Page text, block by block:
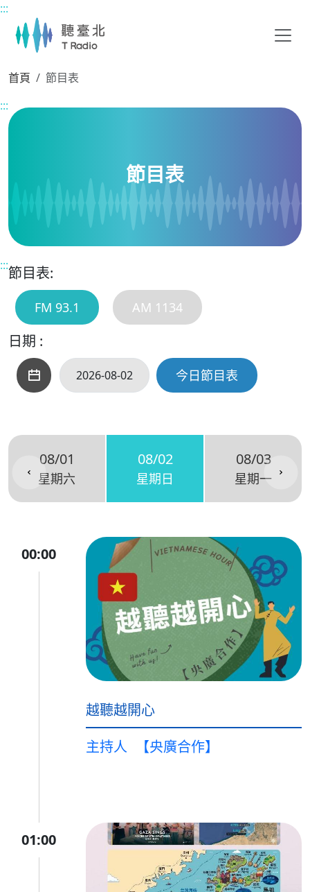
主要內容區塊
:::
首頁
節目表
:::
節目表
:::節目表:
FM 93.1 AM 1134
日期 :
今日節目表
08/01
星期六
08/02
星期日
08/03
星期一
00:00
越聽越開心
主持人
【央廣合作】
01:00